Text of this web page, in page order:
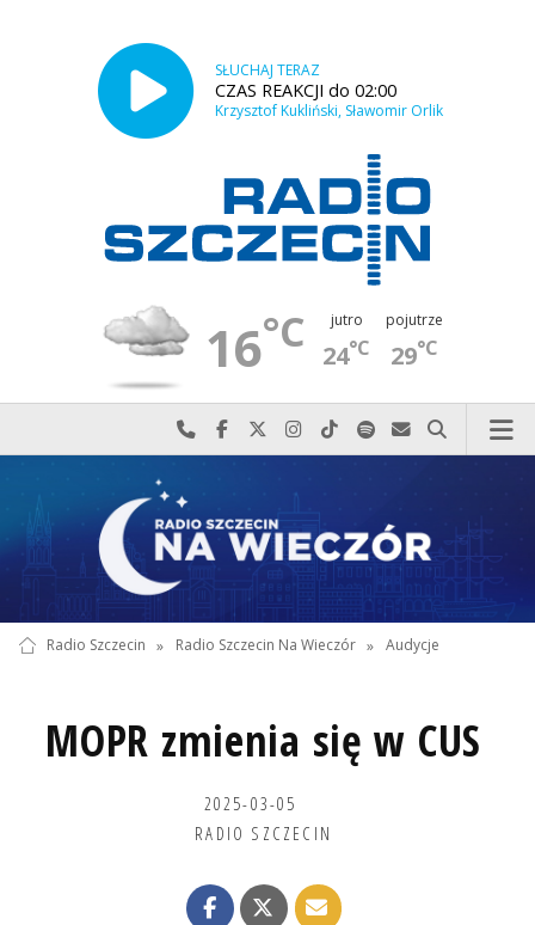
SŁUCHAJ TERAZ
CZAS REAKCJI do 02:00
Krzysztof Kukliński, Sławomir Orlik
16°C jutro
24°C
pojutrze
29°C
Najlepiej po prostu do nas zadzwoń
Odwiedź nas na Facebook-u
Odwiedź nas na X
Odwiedź nas na Instagram-ie
Odwiedź nas na TikTok-u
Szukaj nas na Spotify
Wyślij do nas
Szukaj
Radio Szczecin » Radio Szczecin Na Wieczór » Audycje
MOPR zmienia się w CUS
2025-03-05
RADIO SZCZECIN